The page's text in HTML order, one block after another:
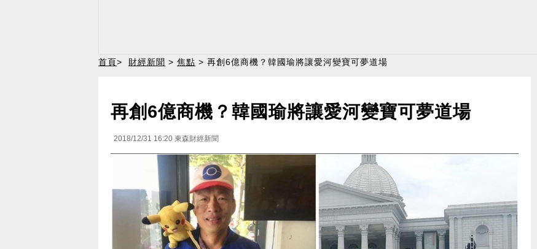
首頁> 財經新聞 > 焦點 > 再創6億商機？韓國瑜將讓愛河變寶可夢道場
再創6億商機？韓國瑜將讓愛河變寶可夢道場
2018/12/31 16:20 東森財經新聞